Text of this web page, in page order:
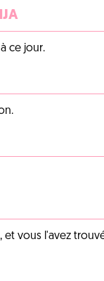
ce jour.
vous l'avez